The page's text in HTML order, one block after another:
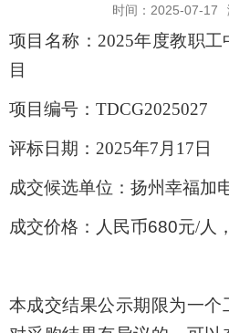
时间：2025-07-17
项目名称： 2025年度教职
目
项目编号： TDCG2025027
评标日期： 2025年7月17日
成交候选单位：扬州幸福加
成交价格：人民币680元/人
本成交结果公示期限为一个